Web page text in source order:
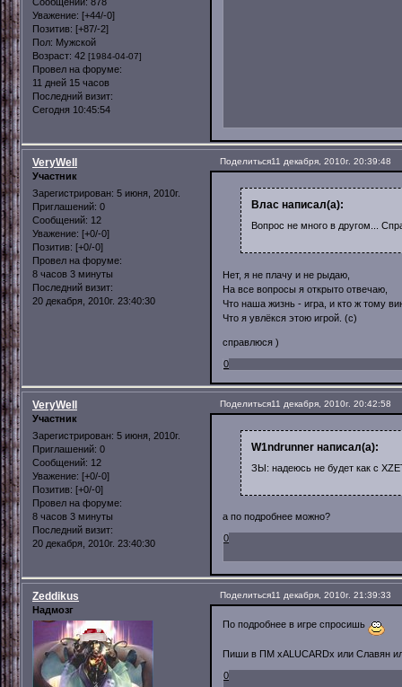
Уважение: [+44/-0]
Позитив: [+87/-2]
Пол: Мужской
Возраст: 42 [1984-04-07]
Провел на форуме:
11 дней 15 часов
Последний визит:
Сегодня 10:45:54
Поделиться11 декабря, 2010г. 20:39:48
VeryWell
Участник
Зарегистрирован: 5 июня, 2010г.
Приглашений: 0
Сообщений: 12
Уважение: [+0/-0]
Позитив: [+0/-0]
Провел на форуме:
8 часов 3 минуты
Последний визит:
20 декабря, 2010г. 23:40:30
Влас написал(а):
Вопрос не много в другом...
Нет, я не плачу и не рыдаю,
На все вопросы я открыто отвечаю,
Что наша жизнь - игра, и кто ж тому
Что я увлёкся этою игрой. (с)
справлюся )
0
Поделиться11 декабря, 2010г. 20:42:58
VeryWell
Участник
Зарегистрирован: 5 июня, 2010г.
Приглашений: 0
Сообщений: 12
Уважение: [+0/-0]
Позитив: [+0/-0]
Провел на форуме:
8 часов 3 минуты
Последний визит:
20 декабря, 2010г. 23:40:30
W1ndrunner написал(а):
ЗЫ: надеюсь не будет как с
а по подробнее можно?
0
Поделиться11 декабря, 2010г. 21:39:33
Zeddikus
Надмозг
По подробнее в игре спросишь
Пиши в ПМ xALUCARDx или Славян
0